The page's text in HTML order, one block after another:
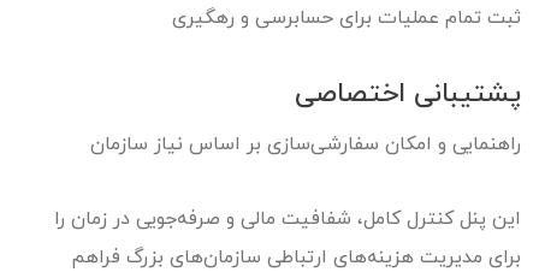
ثبت تمام عملیات برای حسابرسی و رهگیری
پشتیبانی اختصاصی
راهنمایی و امکان سفارشی‌سازی بر اساس نیاز سازمان
این پنل کنترل کامل، شفافیت مالی و صرفه‌جویی در زمان را
برای مدیریت هزینه‌های ارتباطی سازمان‌های بزرگ فراهم